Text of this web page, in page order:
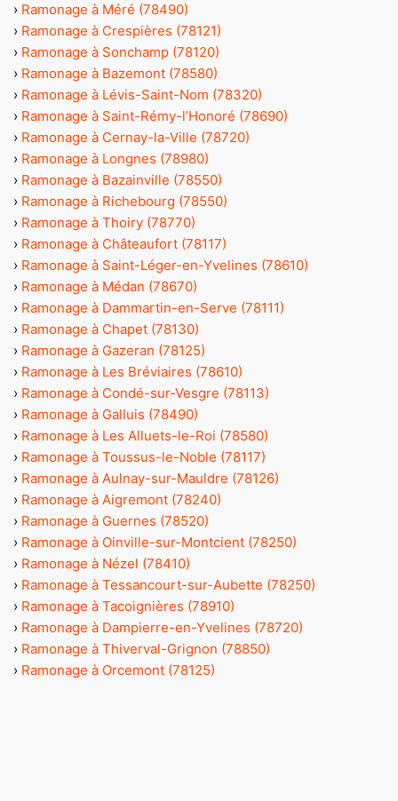
› Ramonage à Méré (78490)
› Ramonage à Crespières (78121)
› Ramonage à Sonchamp (78120)
› Ramonage à Bazemont (78580)
› Ramonage à Lévis-Saint-Nom (78320)
› Ramonage à Saint-Rémy-l’Honoré (78690)
› Ramonage à Cernay-la-Ville (78720)
› Ramonage à Longnes (78980)
› Ramonage à Bazainville (78550)
› Ramonage à Richebourg (78550)
› Ramonage à Thoiry (78770)
› Ramonage à Châteaufort (78117)
› Ramonage à Saint-Léger-en-Yvelines (78610)
› Ramonage à Médan (78670)
› Ramonage à Dammartin-en-Serve (78111)
› Ramonage à Chapet (78130)
› Ramonage à Gazeran (78125)
› Ramonage à Les Bréviaires (78610)
› Ramonage à Condé-sur-Vesgre (78113)
› Ramonage à Galluis (78490)
› Ramonage à Les Alluets-le-Roi (78580)
› Ramonage à Toussus-le-Noble (78117)
› Ramonage à Aulnay-sur-Mauldre (78126)
› Ramonage à Aigremont (78240)
› Ramonage à Guernes (78520)
› Ramonage à Oinville-sur-Montcient (78250)
› Ramonage à Nézel (78410)
› Ramonage à Tessancourt-sur-Aubette (78250)
› Ramonage à Tacoignières (78910)
› Ramonage à Dampierre-en-Yvelines (78720)
› Ramonage à Thiverval-Grignon (78850)
› Ramonage à Orcemont (78125)